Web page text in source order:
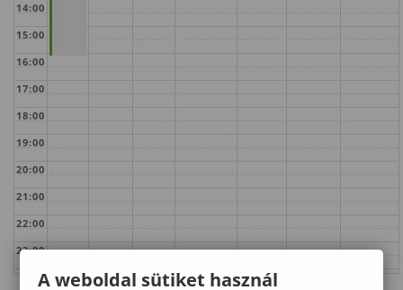
14:00
15:00
16:00
17:00
18:00
19:00
20:00
21:00
22:00
23:00
A weboldal sütiket használ